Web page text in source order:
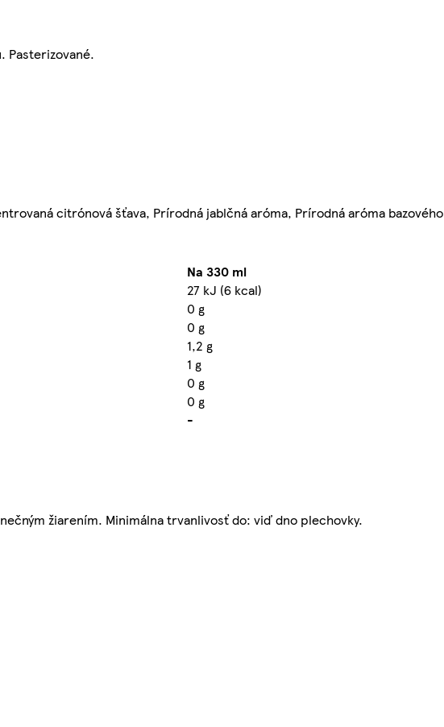
Pasterizované.
citrónová šťava, Prírodná jablčná aróma, Prírodná aróma bazového
Na 330 ml
27 kJ (6 kcal)
0 g
0 g
1,2 g
1 g
0 g
0 g
-
žiarením. Minimálna trvanlivosť do: viď dno plechovky.